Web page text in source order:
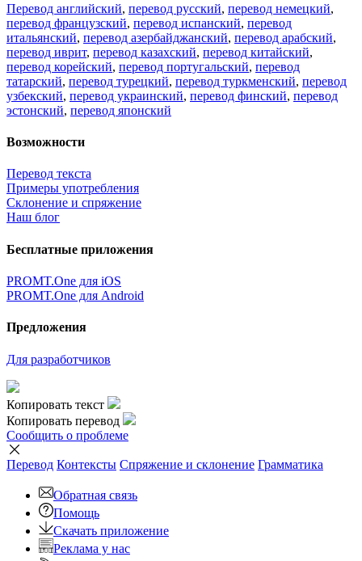
Перевод английский, перевод русский, перевод немецкий,
перевод французский, перевод испанский, перевод
итальянский, перевод азербайджанский, перевод арабский,
перевод иврит, перевод казахский, перевод китайский,
перевод корейский, перевод португальский, перевод
татарский, перевод турецкий, перевод туркменский, перевод
узбекский, перевод украинский, перевод финский, перевод
эстонский, перевод японский
Возможности
Перевод текста
Примеры употребления
Склонение и спряжение
Наш блог
Бесплатные приложения
PROMT.One для iOS
PROMT.One для Android
Предложения
Для разработчиков
Копировать текст
Копировать перевод
Сообщить о проблеме
Перевод Контексты Спряжение и склонение Грамматика
Обратная связь
Помощь
Скачать приложение
Реклама у нас